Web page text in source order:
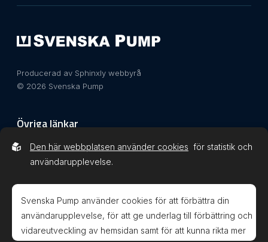
Producerad av Sphinxly webbyrå
© 2026 Svenska Pump
Övriga länkar
Integritetspolicy
Den här webbplatsen använder cookies för statistik och
användarupplevelse.
Svenska Pump använder cookies för att förbättra din
användarupplevelse, för att ge underlag till förbättring och
vidareutveckling av hemsidan samt för att kunna rikta mer